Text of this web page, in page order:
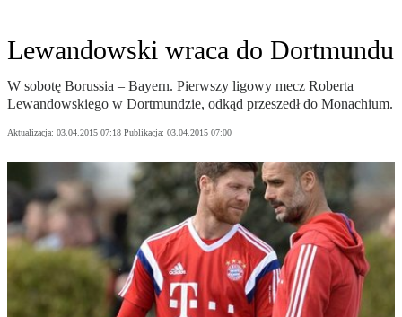
Lewandowski wraca do Dortmundu
W sobotę Borussia – Bayern. Pierwszy ligowy mecz Roberta
Lewandowskiego w Dortmundzie, odkąd przeszedł do Monachium.
Aktualizacja: 03.04.2015 07:18 Publikacja: 03.04.2015 07:00